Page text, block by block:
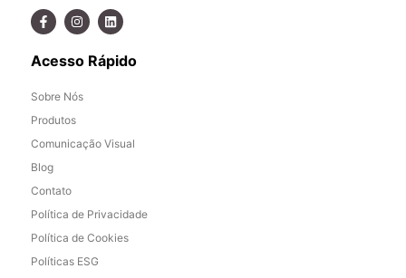
Acesso Rápido
Sobre Nós
Produtos
Comunicação Visual
Blog
Contato
Política de Privacidade
Política de Cookies
Políticas ESG